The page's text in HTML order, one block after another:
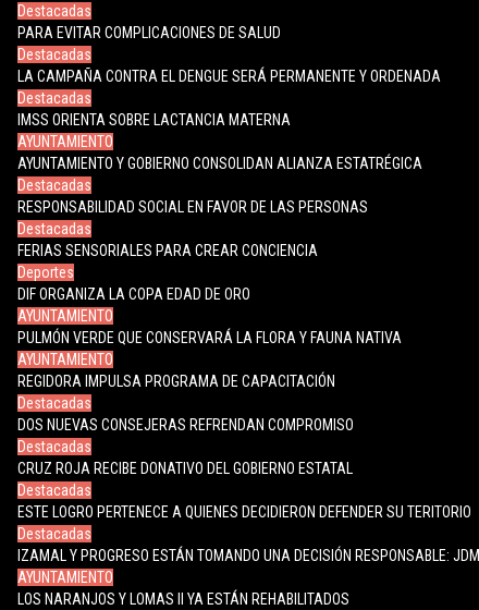
Destacadas
PARA EVITAR COMPLICACIONES DE SALUD
Destacadas
LA CAMPAÑA CONTRA EL DENGUE SERÁ PERMANENTE Y ORDENADA
Destacadas
IMSS ORIENTA SOBRE LACTANCIA MATERNA
AYUNTAMIENTO
AYUNTAMIENTO Y GOBIERNO CONSOLIDAN ALIANZA ESTATRÉGICA
Destacadas
RESPONSABILIDAD SOCIAL EN FAVOR DE LAS PERSONAS
Destacadas
FERIAS SENSORIALES PARA CREAR CONCIENCIA
Deportes
DIF ORGANIZA LA COPA EDAD DE ORO
AYUNTAMIENTO
PULMÓN VERDE QUE CONSERVARÁ LA FLORA Y FAUNA NATIVA
AYUNTAMIENTO
REGIDORA IMPULSA PROGRAMA DE CAPACITACIÓN
Destacadas
DOS NUEVAS CONSEJERAS REFRENDAN COMPROMISO
Destacadas
CRUZ ROJA RECIBE DONATIVO DEL GOBIERNO ESTATAL
Destacadas
ESTE LOGRO PERTENECE A QUIENES DECIDIERON DEFENDER SU TERITORIO
Destacadas
IZAMAL Y PROGRESO ESTÁN TOMANDO UNA DECISIÓN RESPONSABLE: JDM
AYUNTAMIENTO
LOS NARANJOS Y LOMAS II YA ESTÁN REHABILITADOS